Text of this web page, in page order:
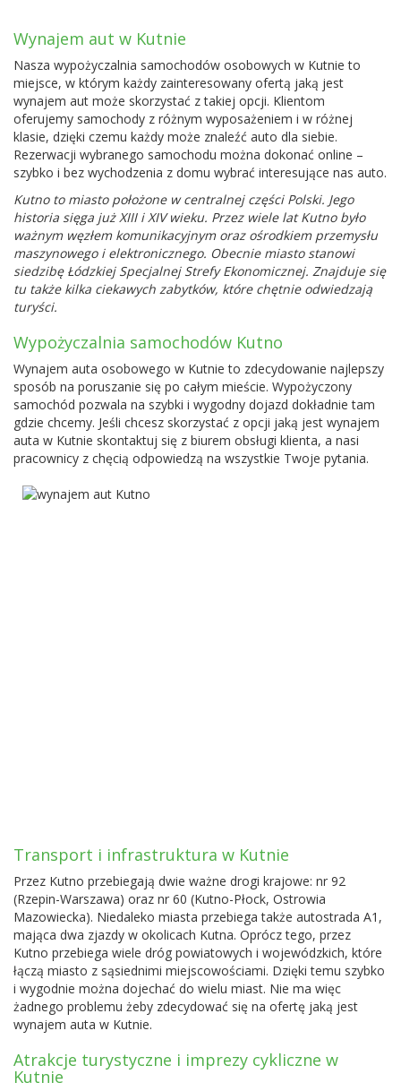
Wynajem aut w Kutnie
Nasza wypożyczalnia samochodów osobowych w Kutnie to
miejsce, w którym każdy zainteresowany ofertą jaką jest
wynajem aut może skorzystać z takiej opcji. Klientom
oferujemy samochody z różnym wyposażeniem i w różnej
klasie, dzięki czemu każdy może znaleźć auto dla siebie.
Rezerwacji wybranego samochodu można dokonać online –
szybko i bez wychodzenia z domu wybrać interesujące nas auto.
Kutno to miasto położone w centralnej części Polski. Jego
historia sięga już XIII i XIV wieku. Przez wiele lat Kutno było
ważnym węzłem komunikacyjnym oraz ośrodkiem przemysłu
maszynowego i elektronicznego. Obecnie miasto stanowi
siedzibę Łódzkiej Specjalnej Strefy Ekonomicznej. Znajduje się
tu także kilka ciekawych zabytków, które chętnie odwiedzają
turyści.
Wypożyczalnia samochodów Kutno
Wynajem auta osobowego w Kutnie to zdecydowanie najlepszy
sposób na poruszanie się po całym mieście. Wypożyczony
samochód pozwala na szybki i wygodny dojazd dokładnie tam
gdzie chcemy. Jeśli chcesz skorzystać z opcji jaką jest wynajem
auta w Kutnie skontaktuj się z biurem obsługi klienta, a nasi
pracownicy z chęcią odpowiedzą na wszystkie Twoje pytania.
Transport i infrastruktura w Kutnie
Przez Kutno przebiegają dwie ważne drogi krajowe: nr 92
(Rzepin-Warszawa) oraz nr 60 (Kutno-Płock, Ostrowia
Mazowiecka). Niedaleko miasta przebiega także autostrada A1,
mająca dwa zjazdy w okolicach Kutna. Oprócz tego, przez
Kutno przebiega wiele dróg powiatowych i wojewódzkich, które
łączą miasto z sąsiednimi miejscowościami. Dzięki temu szybko
i wygodnie można dojechać do wielu miast. Nie ma więc
żadnego problemu żeby zdecydować się na ofertę jaką jest
wynajem auta w Kutnie.
Atrakcje turystyczne i imprezy cykliczne w
Kutnie